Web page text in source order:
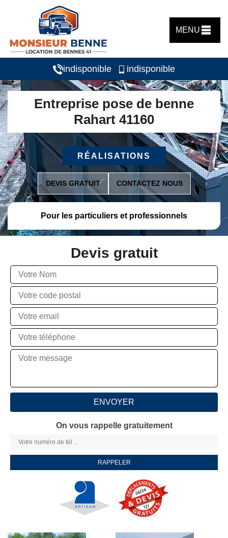
MENU
indisponible indisponible
Entreprise pose de benne
Rahart 41160
RÉALISATIONS
DEVIS GRATUIT CONTACTEZ NOUS
Pour les particuliers et professionnels
Devis gratuit
On vous rappelle gratuitement